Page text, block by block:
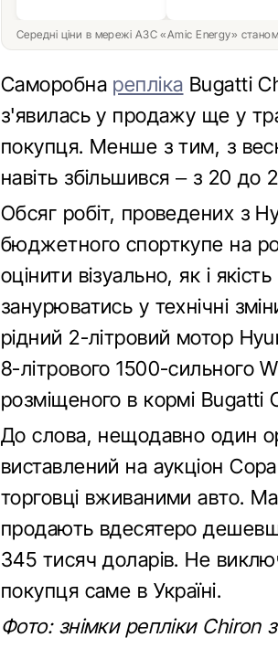
Середні ціни в мережі АЗС «Amic Energy»
Саморобна репліка Bugatti
з'явилась у продажу ще у
покупця. Менше з тим, з
навіть збільшився – з 20 до
Обсяг робіт, проведених з
бюджетного спорткупе на
оцінити візуально, як і
занурюватись у технічні
рідний 2-літровий мотор
8-літрового 1500-сильного
розміщеного в кормі Bugatti
До слова, нещодавно один
виставлений на аукціон
торговці вживаними авто.
продають вдесятеро
345 тисяч доларів. Не
покупця саме в Україні.
Фото: знімки репліки